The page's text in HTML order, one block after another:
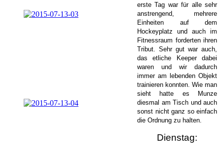
erste Tag war für alle sehr
anstrengend, mehrere
Einheiten auf dem
Hockeyplatz und auch im
Fitnessraum forderten ihren
Tribut. Sehr gut war auch,
das etliche Keeper dabei
waren und wir dadurch
immer am lebenden Objekt
trainieren konnten. Wie man
sieht hatte es Munze
diesmal am Tisch und auch
sonst nicht ganz so einfach
die Ordnung zu halten.
Dienstag: